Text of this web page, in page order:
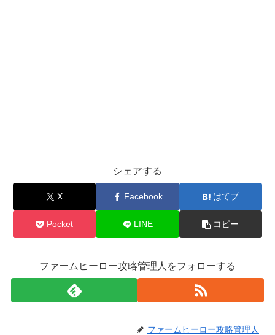
シェアする
X Facebook はてブ
Pocket LINE コピー
ファームヒーロー攻略管理人をフォローする
ファームヒーロー攻略管理人